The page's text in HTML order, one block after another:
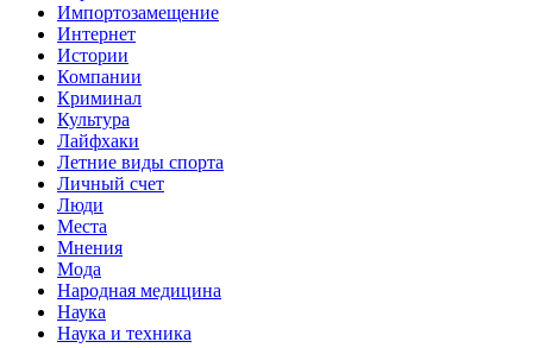
Импортозамещение
Интернет
Истории
Компании
Криминал
Культура
Лайфхаки
Летние виды спорта
Личный счет
Люди
Места
Мнения
Мода
Народная медицина
Наука
Наука и техника